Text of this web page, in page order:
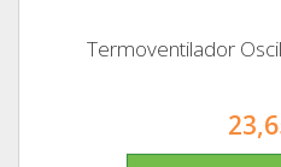
Termoventilador